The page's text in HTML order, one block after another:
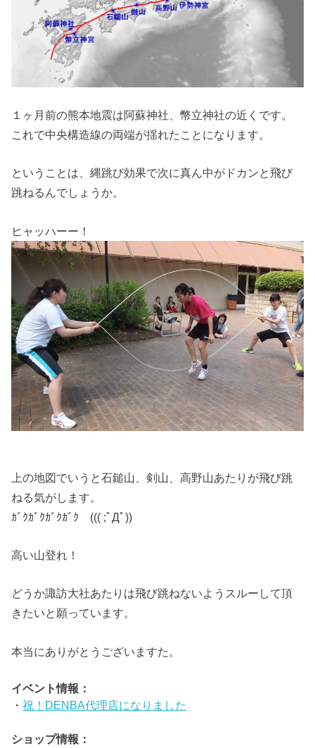
１ヶ月前の熊本地震は阿蘇神社、幣立神社の近くです。
これで中央構造線の両端が揺れたことになります。
ということは、縄跳び効果で次に真ん中がドカンと飛び
跳ねるんでしょうか。
ヒャッハーー！
上の地図でいうと石鎚山、剣山、高野山あたりが飛び跳
ねる気がします。
ｶﾞｸｶﾞｸｶﾞｸｶﾞｸ ((( ;ﾟДﾟ))
高い山登れ！
どうか諏訪大社あたりは飛び跳ねないようスルーして頂
きたいと願っています。
本当にありがとうございますた。
イベント情報：
・祝！DENBA代理店になりました
ショップ情報：